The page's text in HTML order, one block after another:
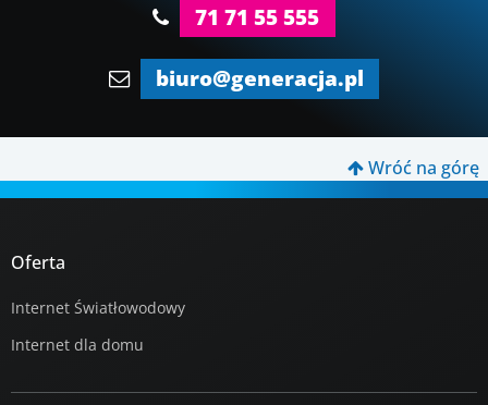
71 71 55 555
biuro@generacja.pl
 Wróć na górę
Oferta
Internet Światłowodowy
Internet dla domu